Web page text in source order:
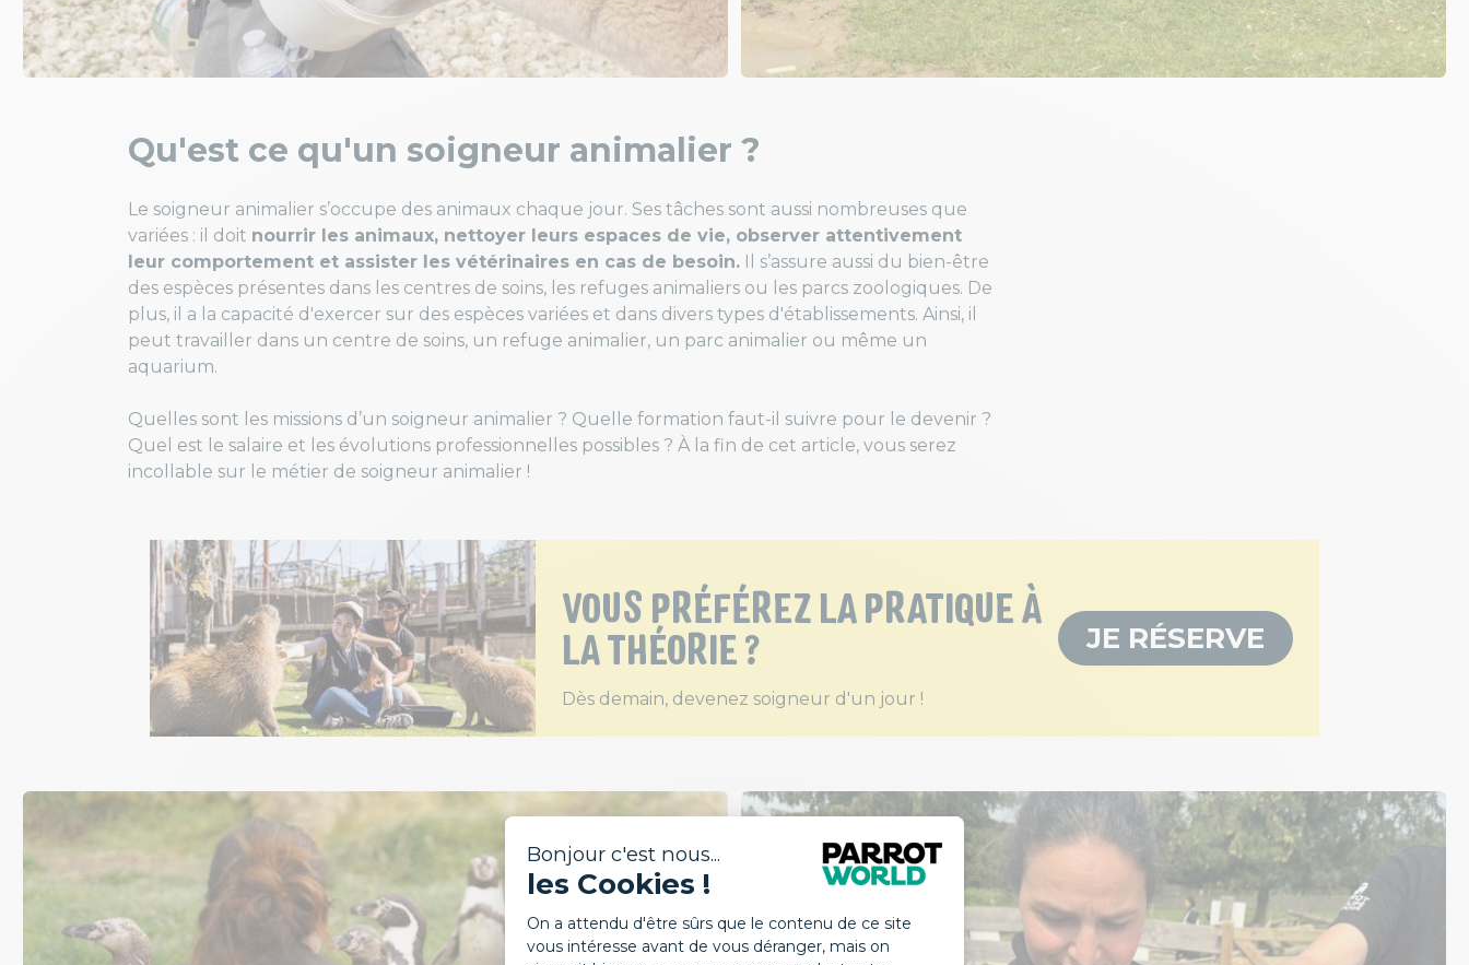
Qu'est ce qu'un soigneur animalier ?
Le soigneur animalier s’occupe des animaux chaque jour. Ses tâches sont aussi nombreuses que
variées : il doit nourrir les animaux, nettoyer leurs espaces de vie, observer attentivement
leur comportement et assister les vétérinaires en cas de besoin. Il s’assure aussi du bien-être
des espèces présentes dans les centres de soins, les refuges animaliers ou les parcs zoologiques. De
plus, il a la capacité d'exercer sur des espèces variées et dans divers types d'établissements. Ainsi, il
peut travailler dans un centre de soins, un refuge animalier, un parc animalier ou même un
aquarium.
Quelles sont les missions d’un soigneur animalier ? Quelle formation faut-il suivre pour le devenir ?
Quel est le salaire et les évolutions professionnelles possibles ? À la fin de cet article, vous serez
incollable sur le métier de soigneur animalier !
VOUS PRÉFÉREZ LA PRATIQUE À
LA THÉORIE ?
Dès demain, devenez soigneur d'un jour !
JE RÉSERVE